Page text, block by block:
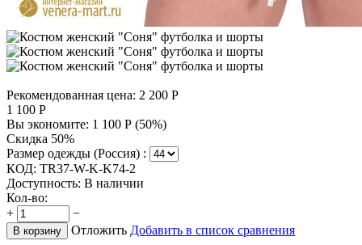
Рекомендованная цена: 2 200 Р
1 100 Р
Вы экономите: 1 100 Р (50%)
Скидка 50%
Размер одежды (Россия) :
КОД: TR37-W-K-K74-2
Доступность: В наличии
Кол-во:
+
−
В корзину Отложить Добавить в список сравнения